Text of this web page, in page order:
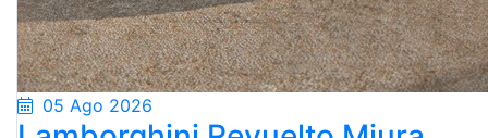
05 Ago 2026